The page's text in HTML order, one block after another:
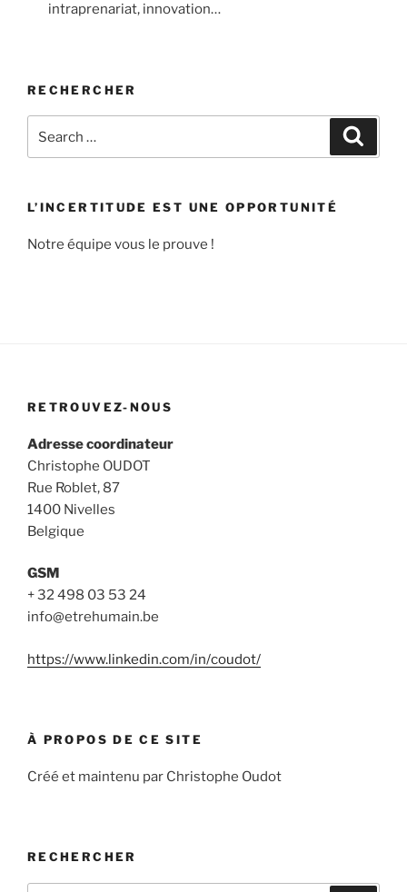
intraprenariat, innovation…
RECHERCHER
for:
L’INCERTITUDE EST UNE OPPORTUNITÉ
Notre équipe vous le prouve !
RETROUVEZ-NOUS
Adresse coordinateur
Christophe OUDOT
Rue Roblet, 87
1400 Nivelles
Belgique
GSM
+ 32 498 03 53 24
info@etrehumain.be
https://www.linkedin.com/in/coudot/
À PROPOS DE CE SITE
Créé et maintenu par Christophe Oudot
RECHERCHER